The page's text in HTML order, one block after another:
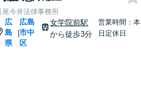
尾今井法律事務所
広
島
県
|
広島
市中
区
女学院前駅
から徒歩3分
営業時間：本
日定休日